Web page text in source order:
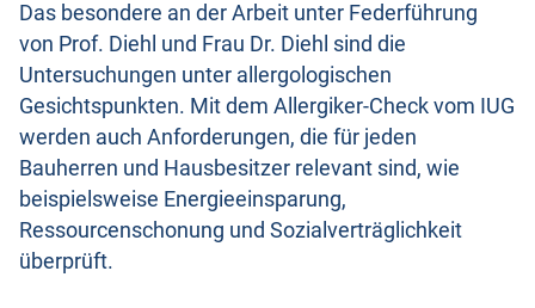
Das besondere an der Arbeit unter Federführung
von Prof. Diehl und Frau Dr. Diehl sind die
Untersuchungen unter allergologischen
Gesichtspunkten. Mit dem Allergiker-Check vom IUG
werden auch Anforderungen, die für jeden
Bauherren und Hausbesitzer relevant sind, wie
beispielsweise Energieeinsparung,
Ressourcenschonung und Sozialverträglichkeit
überprüft.